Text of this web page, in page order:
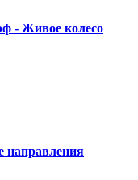
- Живое колесо
направления